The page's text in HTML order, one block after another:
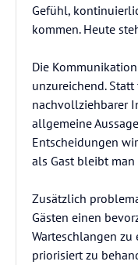
Gefühl,
kommen. Heute
Die
unzureichend.
nachvollziehbarer
allgemeine
Entscheidungen
als Gast bleibt
Zusätzlich
Gästen einen
Warteschlangen
priorisiert zu